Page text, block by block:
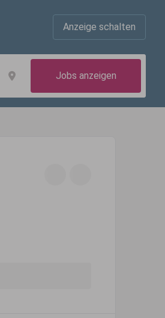
Anzeige schalten
Jobs anzeigen